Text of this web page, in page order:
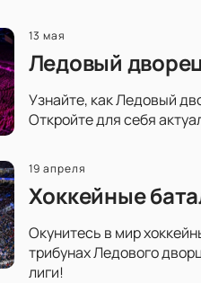
13 мая
Ледовый
Узнайте, как Ледовый
Откройте для себя
19 апреля
Хоккейные
Окунитесь в мир
трибунах Ледового
лиги!